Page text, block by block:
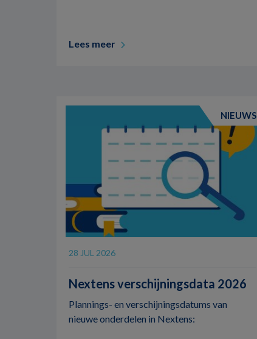
Lees meer
NIEUWS
28 JUL 2026
Nextens verschijningsdata 2026
Plannings- en verschijningsdatums van
nieuwe onderdelen in Nextens: